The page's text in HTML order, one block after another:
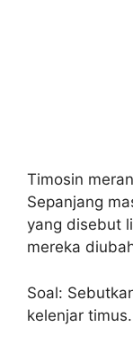
Timosin
Sepanjang
yang disebut
mereka
Soal:
kelenjar timus.